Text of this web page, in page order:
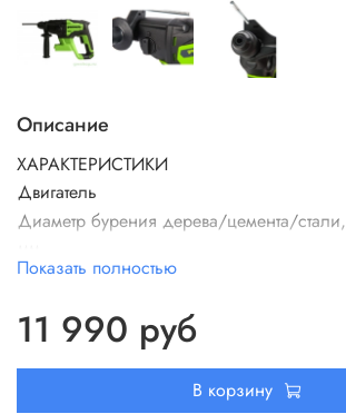
Описание
ХАРАКТЕРИСТИКИ
Двигатель
Диаметр бурения дерева/цемента/стали,
Номинальное напряжение, В
Сила удара, Дж
Показать полностью
11 990 руб
В корзину